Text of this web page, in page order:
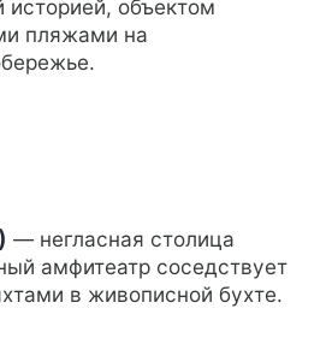
историей, объектом
пляжами на
— негласная столица
амфитеатр соседствует
в живописной бухте.